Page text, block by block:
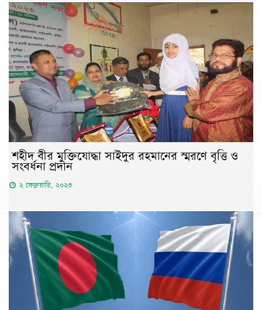
শহীদ বীর মুক্তিযোদ্ধা সাইদুর রহমানের স্মরণে বৃত্তি ও
সংবর্ধনা প্রদান
২ ফেব্রুয়ারি, ২০২৩